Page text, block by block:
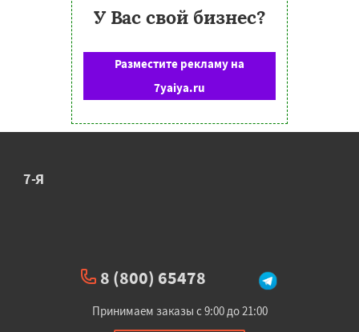
У Вас свой бизнес?
Разместите рекламу на
7yaiya.ru
7-Я
8 (800) 65478
Принимаем заказы с 9:00 до 21:00